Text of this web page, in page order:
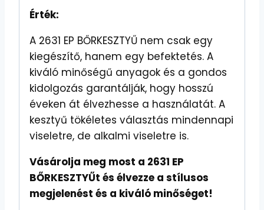
Érték:
A 2631 EP BŐRKESZTYŰ nem csak egy
kiegészítő, hanem egy befektetés. A
kiváló minőségű anyagok és a gondos
kidolgozás garantálják, hogy hosszú
éveken át élvezhesse a használatát. A
kesztyű tökéletes választás mindennapi
viseletre, de alkalmi viseletre is.
Vásárolja meg most a 2631 EP
BŐRKESZTYŰt és élvezze a stílusos
megjelenést és a kiváló minőséget!